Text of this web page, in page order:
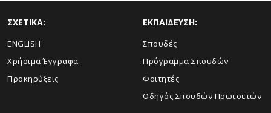
ΣΧΕΤΙΚΑ:
ENGLISH
Xρήσιμα Έγγραφα
Προκηρύξεις
ΕΚΠΑΙΔΕΥΣΗ:
Σπουδές
Πρόγραμμα Σπουδών
Φοιτητές
Οδηγός Σπουδών Πρωτοετών